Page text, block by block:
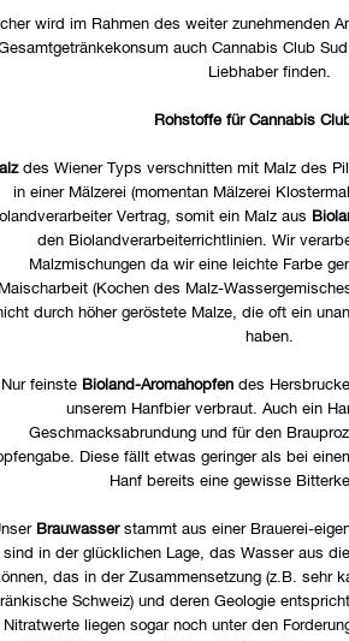
wird im Rahmen des weiter zunehmenden
auch Cannabis Club
Liebhaber finden.
Rohstoffe für Cannabis
des Wiener Typs verschnitten mit Malz des
in einer Mälzerei (momentan Mälzerei
Vertrag, somit ein Malz aus
den Biolandverarbeiterrichtlinien. Wir
Malzmischungen da wir eine leichte Farbe
(Kochen des Malz-
durch höher geröstete Malze, die oft ein
haben.
Nur feinste Bioland-Aromahopfen des
unserem Hanfbier verbraut. Auch ein
Geschmacksabrundung und für den
Diese fällt etwas geringer als bei
Hanf bereits eine gewisse
Brauwasserstammt aus einer Brauerei-
sind in der glücklichen Lage, das Wasser aus
das in der Zusammensetzung (z.B. sehr
Schweiz) und deren Geologie
Nitratwerte liegen sogar noch unter den